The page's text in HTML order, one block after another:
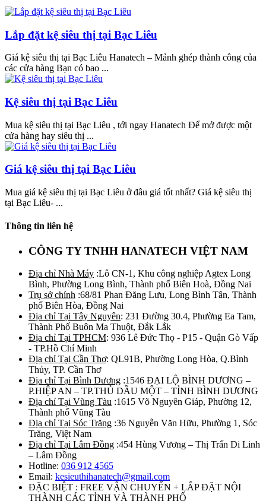
Lắp đặt kệ siêu thị tại Bạc Liêu
Giá kệ siêu thị tại Bạc Liêu Hanatech – Mảnh ghép thành công của
các cửa hàng Bạn có bao ...
Kệ siêu thị tại Bạc Liêu
Mua kệ siêu thị tại Bạc Liêu , tới ngay Hanatech Để mở được một
cửa hàng hay siêu thị ...
Giá kệ siêu thị tại Bạc Liêu
Mua giá kệ siêu thị tại Bạc Liêu ở đâu giá tốt nhất? Giá kệ siêu thị
tại Bạc Liêu- ...
Thông tin liên hệ
CÔNG TY TNHH HANATECH VIỆT NAM
Địa chỉ Nhà Máy :Lô CN-1, Khu công nghiệp Agtex Long
Bình, Phường Long Bình, Thành phố Biên Hoà, Đồng Nai
Trụ sở chính :68/81 Phan Đăng Lưu, Long Bình Tân, Thành
phố Biên Hòa, Đồng Nai
Địa chỉ Tại Tây Nguyên: 231 Đường 30.4, Phường Ea Tam,
Thành Phố Buôn Ma Thuột, Đắk Lắk
Địa chỉ Tại TPHCM: 936 Lê Đức Thọ - P15 - Quận Gò Vấp
- TP.Hồ Chí Minh
Địa chỉ Tại Cần Thơ: QL91B, Phường Long Hòa, Q.Bình
Thủy, TP. Cần Thơ
Địa chỉ Tại Bình Dương :1546 ĐẠI LỘ BÌNH DƯƠNG –
P.HIỆP AN – TP.THỦ DẦU MỘT – TỈNH BÌNH DƯƠNG
Địa chỉ Tại Vũng Tàu :1615 Võ Nguyên Giáp, Phường 12,
Thành phố Vũng Tàu
Địa chỉ Tại Sóc Trăng :36 Nguyễn Văn Hữu, Phường 1, Sóc
Trăng, Việt Nam
Địa chỉ Tại Lâm Đồng :454 Hùng Vương – Thị Trấn Di Linh
– Lâm Đồng
Hotline: 036 912 4565
Email: kesieuthihanatech@gmail.com
ĐẶC BIỆT : FREE VẬN CHUYỂN + LẮP ĐẶT NỘI
THÀNH CÁC TỈNH VÀ THÀNH PHỐ